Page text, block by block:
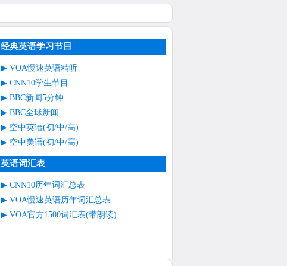
经典英语学习节目
VOA慢速英语精听
CNN10学生节目
BBC新闻5分钟
BBC全球新闻
空中英语(初/中/高)
空中美语(初/中/高)
英语词汇表
CNN10历年词汇总表
VOA慢速英语历年词汇总表
VOA官方1500词汇表(带朗读)